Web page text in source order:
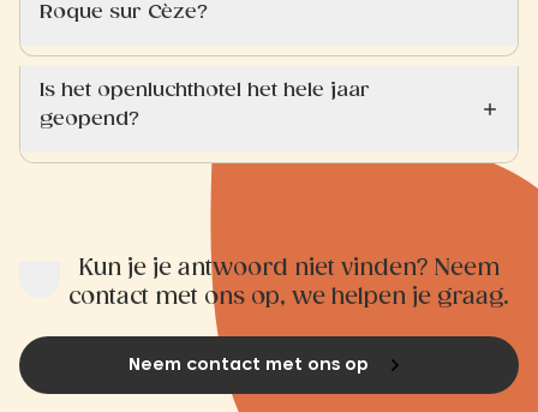
Roque sur Cèze?
Is het openluchthotel het hele jaar
geopend?
Kun je je antwoord niet vinden? Neem
contact met ons op, we helpen je graag.
Neem contact met ons op